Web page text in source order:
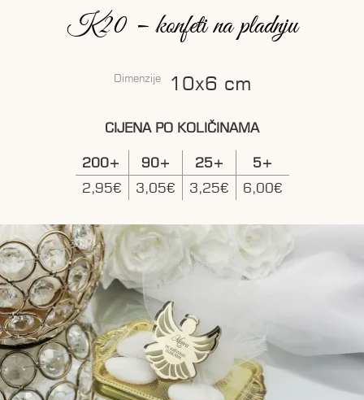
K20 – konfeti na pladnju
Dimenzije 10x6 cm
CIJENA PO KOLIČINAMA
200+ 90+ 25+
5+
2,95€
3,05€ 3,25€ 6,00€